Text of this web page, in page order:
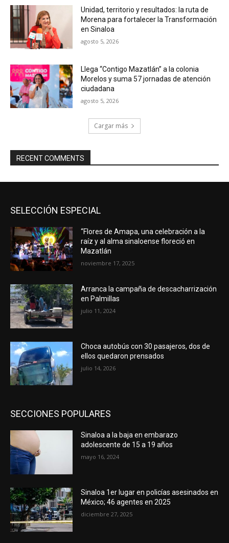
Unidad, territorio y resultados: la ruta de
Morena para fortalecer la Transformación
en Sinaloa
agosto 5, 2026
Llega “Contigo Mazatlán” a la colonia
Morelos y suma 57 jornadas de atención
ciudadana
agosto 5, 2026
Cargar más
RECENT COMMENTS
SELECCIÓN ESPECIAL
“Flores de Amapa, una celebración a la
raíz y al alma sinaloense floreció en
Mazatlán
noviembre 17, 2025
Arranca la campaña de descacharrización
en Palmillas
julio 11, 2024
Choca autobús con 30 pasajeros, dos de
ellos quedaron prensados
julio 14, 2026
SECCIONES POPULARES
Sinaloa a la baja en embarazo
adolescente de 15 a 19 años
mayo 16, 2024
Sinaloa 1er lugar en policías asesinados en
México; 46 agentes en 2025
diciembre 27, 2025